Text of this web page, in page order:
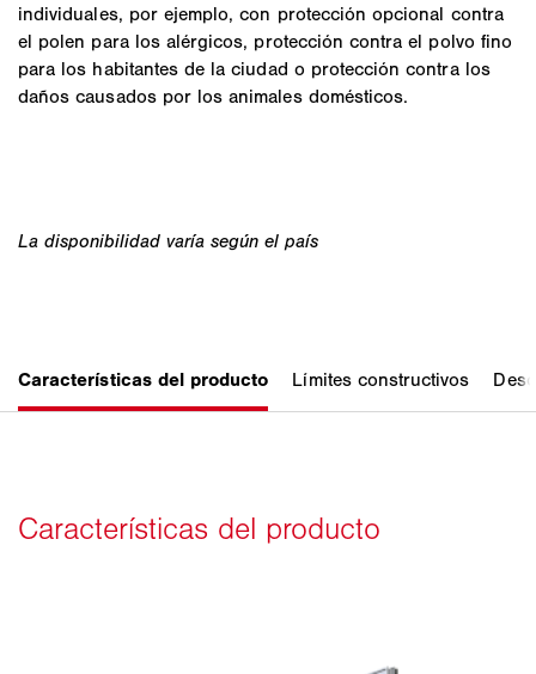
individuales, por ejemplo, con protección opcional contra
el polen para los alérgicos, protección contra el polvo fino
para los habitantes de la ciudad o protección contra los
daños causados por los animales domésticos.